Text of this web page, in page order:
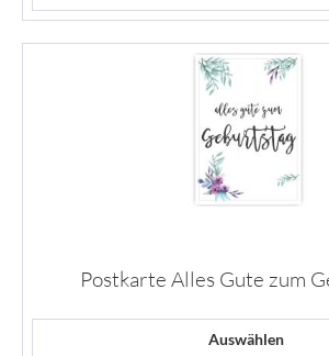
Postkarte Alles Gute zum
Auswählen